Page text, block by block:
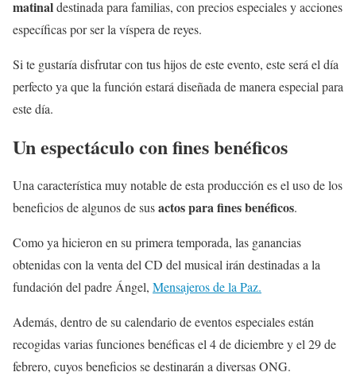
matinaldestinada para familias, con precios especiales y acciones
específicas por ser la víspera de reyes.
Si te gustaría disfrutar con tus hijos de este evento, este será el día
perfecto ya que la función estará diseñada de manera especial para
este día.
Un espectáculo con fines benéficos
Una característica muy notable de esta producción es el uso de los
beneficios de algunos de susactos para fines benéficos.
Como ya hicieron en su primera temporada, las ganancias
obtenidas con la venta del CD del musical irán destinadas a la
fundación del padre Ángel, Mensajeros de la Paz.
Además, dentro de su calendario de eventos especiales están
recogidas varias funciones benéficas el 4 de diciembre y el 29 de
febrero, cuyos beneficios se destinarán a diversas ONG.